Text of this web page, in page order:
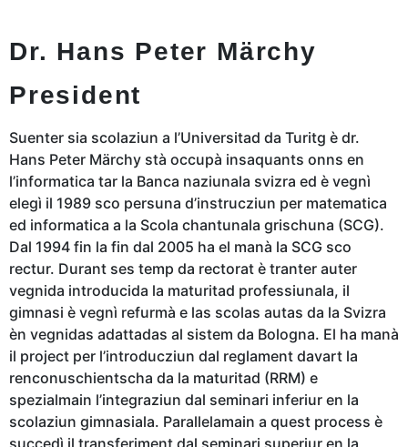
Dr. Hans Peter Märchy
President
Suenter sia scolaziun a l’Universitad da Turitg è dr.
Hans Peter Märchy stà occupà insaquants onns en
l’informatica tar la Banca naziunala svizra ed è vegnì
elegì il 1989 sco persuna d’instrucziun per matematica
ed informatica a la Scola chantunala grischuna (SCG).
Dal 1994 fin la fin dal 2005 ha el manà la SCG sco
rectur. Durant ses temp da rectorat è tranter auter
vegnida introducida la maturitad professiunala, il
gimnasi è vegnì refurmà e las scolas autas da la Svizra
èn vegnidas adattadas al sistem da Bologna. El ha manà
il project per l’introducziun dal reglament davart la
renconuschientscha da la maturitad (RRM) e
spezialmain l’integraziun dal seminari inferiur en la
scolaziun gimnasiala. Parallelamain a quest process è
succedì il transferiment dal seminari superiur en la